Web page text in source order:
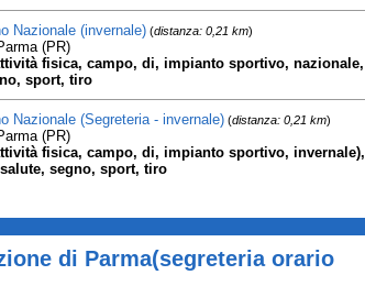
Nazionale (invernale)(distanza: 0,21 km)
(PR)
fisica, campo, di, impianto sportivo, nazionale,
sport, tiro
Nazionale (Segreteria - invernale)(distanza: 0,21 km)
(PR)
fisica, campo, di, impianto sportivo, invernale),
segno, sport, tiro
di Parma(segreteria orario